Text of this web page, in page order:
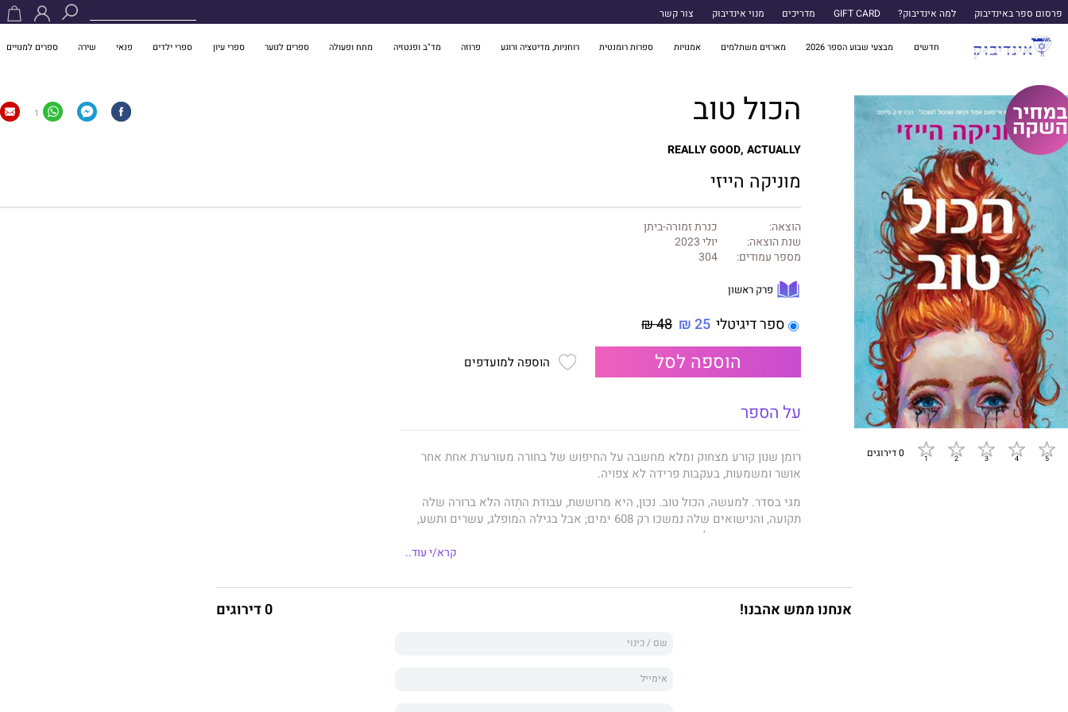
פרסום ספר באינדיבוק למה אינדיבוק? GIFT CARD מדריכים מנוי אינדיבוק צור קשר
חדשים מבצעי שבוע הספר 2026 מארזים משתלמים אמנויות ספרות רומנטית רוחניות, מדיטציה ורוגע פרוזה מד"ב ופנטזיה מתח ופעולה ספרים לנוער ספרי עיון ספרי ילדים פנאי שירה ספרים למנויים
0 דירוגים
הכול טוב 1
REALLY GOOD, ACTUALLY
מוניקה הייזי
הוצאה:
כנרת זמורה-ביתן
שנת הוצאה:
יולי 2023
מספר עמודים:
304
פרק ראשון
ספר דיגיטלי 25 ₪
48 ₪
הוספה לסל הוספה למועדפים
על הספר
רומן שנון קורע מצחוק ומלא מחשבה על החיפוש של בחורה מעורערת אחת אחר
אושר ומשמעות, בעקבות פרידה לא צפויה.
מגי בסדר. למעשה, הכול טוב. נכון, היא מרוששת, עבודת התֶזה הלא ברורה שלה
תקועה, והנישואים שלה נמשכו רק 608 ימים; אבל בגילה המופלג, עשרים ותשע,
מגי נחושה בדעתה לחבק את החיים כגרושה טרייה וצעירה במיוחד.
סוף־סוף יש לה זמן לתשעה תחביבים, לאכול המבורגרים בארבע בבוקר ו"לחזור
הראשונה לרווקותה, יוצאת לבלות בלי הפסקה, ומדי פעם מתעוררת על הרצפה
המודרנית, כוחה של חברוּת והחיפוש אחרי מה שנקרא "אושר". רומן ביכורים עשיר
קרא/י עוד..
אנחנו ממש אהבנו! 0 דירוגים